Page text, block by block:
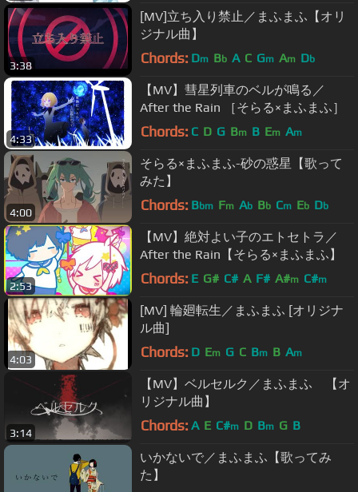
3:38
[MV]立ち入り禁止／まふまふ【オリ
ジナル曲】
Chords: Dm Bb A C Gm Am Db
4:33
【MV】彗星列車のベルが鳴る／
After the Rain ［そらる×まふまふ］
Chords: C D G Bm B Em Am
4:00
そらる×まふまふ-砂の惑星【歌って
みた】
Chords: Bbm Fm Ab Bb Cm Eb Db
2:53
【MV】絶対よい子のエトセトラ／
After the Rain【そらる×まふまふ】
Chords: E G# C# A F# A#m C#m
4:03
[MV] 輪廻転生／まふまふ [オリジナ
ル曲]
Chords: D Em G C Bm B Am
3:14
【MV】ベルセルク／まふまふ 【オ
リジナル曲】
Chords: A E C#m D Bm G B
いかないで／まふまふ【歌ってみ
た】